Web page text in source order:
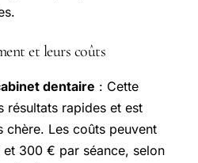
et leurs coûts
dentaire : Cette
résultats rapides et est
chère. Les coûts peuvent
300 € par séance, selon